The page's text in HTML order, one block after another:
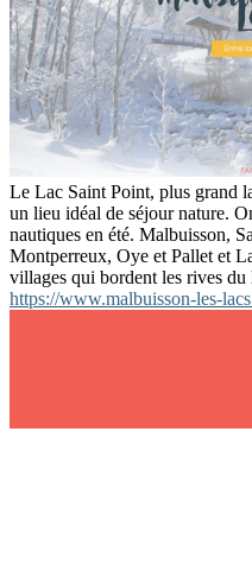
Le Lac Saint Point, plus grand
un lieu idéal de séjour nature.
nautiques en été. Malbuisson,
Montperreux, Oye et Pallet et
villages qui bordent les rives du
https://www.malbuisson-les-